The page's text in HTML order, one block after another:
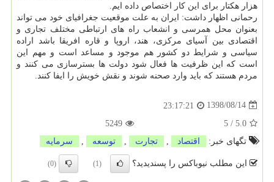
هزار هكتار برای این كار اختصاص داده ایم.
رحمانی اظهار داشت: ایران به علت موقعیت جغرافیای خود می تواند
بعنوان محل همرسی و انشعاب راه های ارتباطی مختلف تجاری و
اقتصادی بین آسیای مركزی، هند، اروپا و قاره افریقا باشد اراده
سیاسی و شرایط دو كشور هم موجود و مساعد است و مهم این
است كه این ظرفیت ها فعال شود دولت ها بسترسازی می كنند و
مردم هستند كه باید وارد صحنه شوند و نقش خویش را ایفا كنند.
1398/08/14
23:17:21
5.0
/
5
5249
تگهای خبر:
اقتصاد تجارت توسعه سرمایه
این مطلب نیوباکس را پسندیدید؟ (1)
(0)